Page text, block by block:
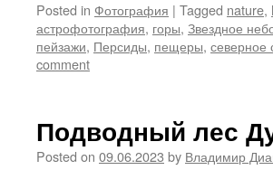
Posted in Фотография | Tagged nature,
астрофотография, горы, Звездное
пейзажи, Персиды, пещеры, северное
comment
Подводный лес
Posted on 09.06.2023 by Владимир